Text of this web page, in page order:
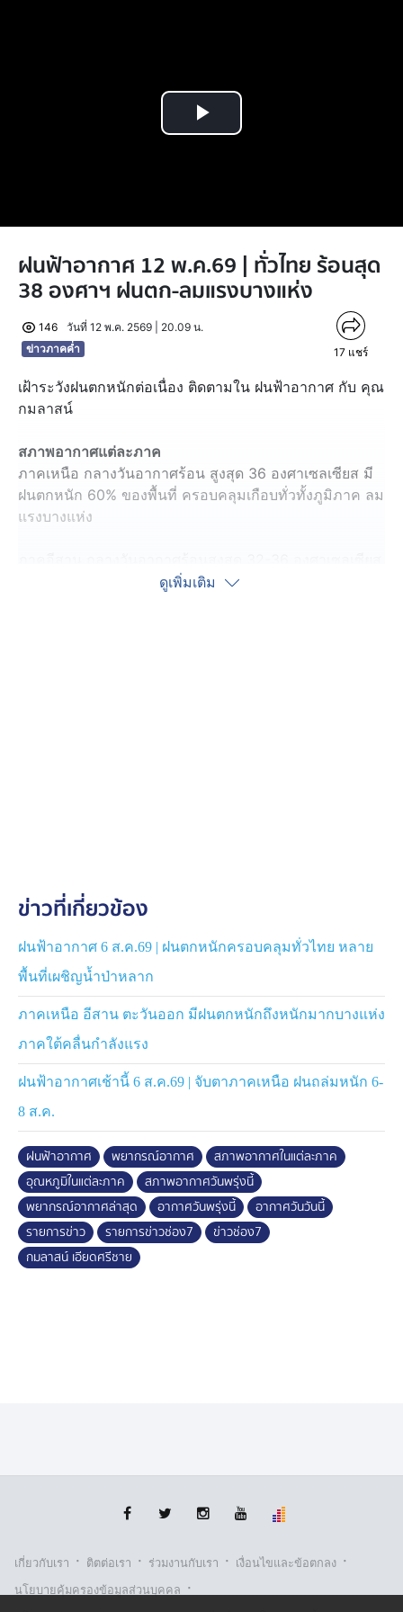
Play
ฝนฟ้าอากาศ 12 พ.ค.69 | ทั่วไทย ร้อนสุด
38 องศาฯ ฝนตก-ลมแรงบางแห่ง
146
วันที่ 12 พ.ค. 2569 | 20.09 น.
ข่าวภาคค่ำ
17 แชร์
เฝ้าระวังฝนตกหนักต่อเนื่อง ติดตามใน ฝนฟ้าอากาศ กับ คุณ
กมลาสน์
สภาพอากาศแต่ละภาค
ภาคเหนือ กลางวันอากาศร้อน สูงสุด 36 องศาเซลเซียส มี
ฝนตกหนัก 60% ของพื้นที่ ครอบคลุมเกือบทั่วทั้งภูมิภาค ลม
แรงบางแห่ง
ฝนตก 30% ของพื้นที่ กับมีลมแรงบางแห่ง
องศาเซลเซียส
#ฝนฟ้าอากาศ #พยากรณ์อากาศ #บีกมลาสน์
ดูเพิ่มเติม
ข่าวที่เกี่ยวข้อง
ฝนฟ้าอากาศ 6 ส.ค.69 | ฝนตกหนักครอบคลุมทั่วไทย หลาย
พื้นที่เผชิญน้ำป่าหลาก
ภาคเหนือ อีสาน ตะวันออก มีฝนตกหนักถึงหนักมากบางแห่ง
ภาคใต้คลื่นกำลังแรง
ฝนฟ้าอากาศเช้านี้ 6 ส.ค.69 | จับตาภาคเหนือ ฝนถล่มหนัก 6-
8 ส.ค.
ฝนฟ้าอากาศ พยากรณ์อากาศ
สภาพอากาศในแต่ละภาค
อุณหภูมิในแต่ละภาค
สภาพอากาศวันพรุ่งนี้
พยากรณ์อากาศล่าสุด
อากาศวันพรุ่งนี้
อากาศวันวันนี้
รายการข่าว
รายการข่าวช่อง7
ข่าวช่อง7
กมลาสน์ เอียดศรีชาย
เกี่ยวกับเรา · ติตต่อเรา · ร่วมงานกับเรา · เงื่อนไขและข้อตกลง ·
นโยบายคุ้มครองข้อมูลส่วนบุคคล ·